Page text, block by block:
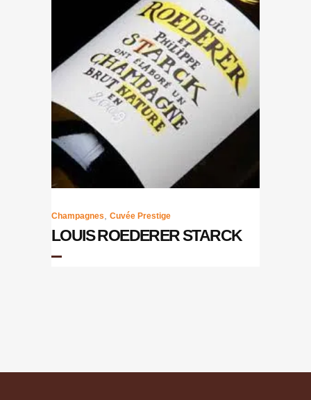
Champagnes, Cuvée Prestige
LOUIS ROEDERER STARCK